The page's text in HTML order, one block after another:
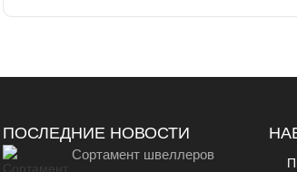
ПОСЛЕДНИЕ НОВОСТИ
Сортамент швеллеров